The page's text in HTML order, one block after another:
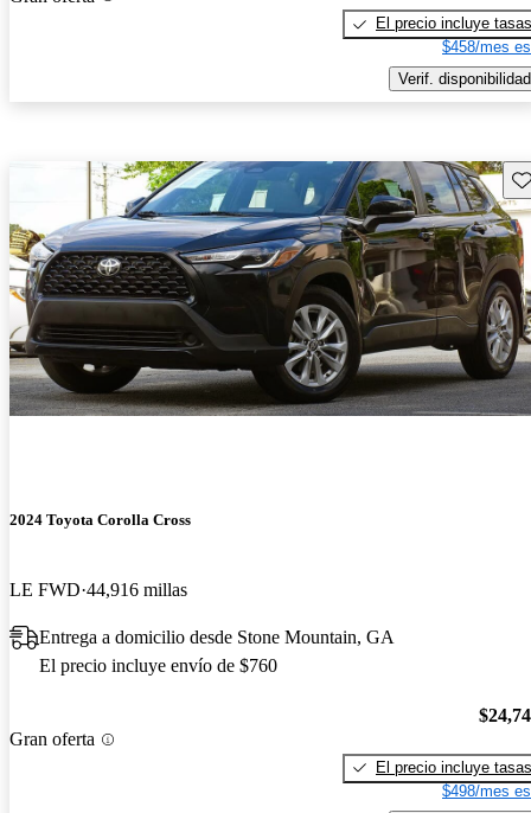
El precio incluye tasas
$458/mes
Verif. disponibilidad
2024 Toyota Corolla Cross
LE FWD 44,916 millas
Entrega a domicilio desde Stone Mountain, GA
El precio incluye envío de $760
Gran oferta
El precio incluye tasas
$498/mes